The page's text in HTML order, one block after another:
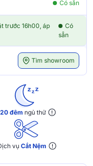
Có sẵn
trước 16h00, áp
Có
sẵn
Tìm showroom
đêm ngủ thử
vụCắt Nệm